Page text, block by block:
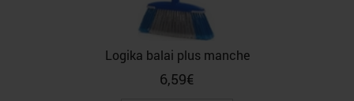
Logika balai plus manche
6,59€